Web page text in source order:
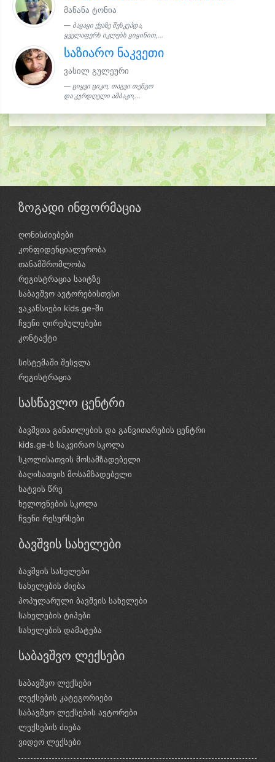
მანანა ტონია
ბაყაყი ქვაზე შესკუპდა,
ყველაფერს იკლებს ყიყინით,...
საზიარო ნაკვეთი
ვასილ გულეური
ციყვი ციკო, თაგვი თენგო
და კურდღელი ამბაკო,...
ზოგადი ინფორმაცია
ღონისძიებები
კონფიდენციალურობა
თანამშრომლობა
რეგისტრაცია საიტზე
საბავშვო ავტორებისთვსი
ვაკანსიები kids.ge-ში
ჩვენი ღირებულებები
კონტაქტი
სისტემაში შესვლა
რეგისტრაცია
სასწავლო ცენტრი
ბავშვთა განათლების და განვითარების ცენტრი
kids.ge-ს საკვირაო სკოლა
სკოლისათვის მოსამზადებელი
ბაღისათვის მოსამზადებელი
ხატვის წრე
ხელოვნების სკოლა
ჩვენი რესურსები
ბავშვის სახელები
ბავშვის სახელები
სახელების ძიება
პოპულარული ბავშვის სახელები
სახელების ტიპები
სახელების დამატება
საბავშვო ლექსები
საბავშვო ლექსები
ლექსების კატეგორიები
საბავშვო ლექსების ავტორები
ლექსების ძიება
ვიდეო ლექსები